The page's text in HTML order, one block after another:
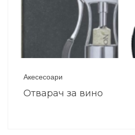
Акесесоари
Отварач за вино